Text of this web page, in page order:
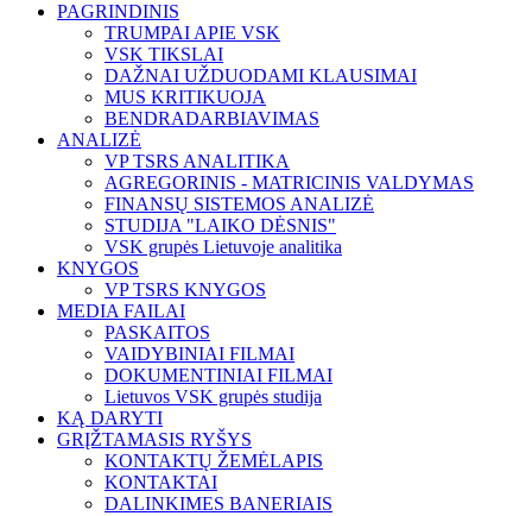
PAGRINDINIS
TRUMPAI APIE VSK
VSK TIKSLAI
DAŽNAI UŽDUODAMI KLAUSIMAI
MUS KRITIKUOJA
BENDRADARBIAVIMAS
ANALIZĖ
VP TSRS ANALITIKA
AGREGORINIS - MATRICINIS VALDYMAS
FINANSŲ SISTEMOS ANALIZĖ
STUDIJA "LAIKO DĖSNIS"
VSK grupės Lietuvoje analitika
KNYGOS
VP TSRS KNYGOS
MEDIA FAILAI
PASKAITOS
VAIDYBINIAI FILMAI
DOKUMENTINIAI FILMAI
Lietuvos VSK grupės studija
KĄ DARYTI
GRĮŽTAMASIS RYŠYS
KONTAKTŲ ŽEMĖLAPIS
KONTAKTAI
DALINKIMES BANERIAIS